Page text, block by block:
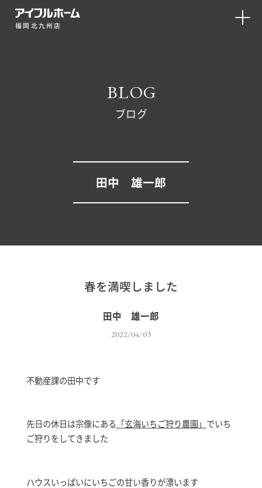
福岡北九州店
BLOG
ブログ
田中 雄一郎
春を満喫しました
田中 雄一郎
2022/04/03
不動産課の田中です
先日の休日は宗像にある 「玄海いちご狩り農園」 でいち
ご狩りをしてきました
ハウスいっぱいにいちごの甘い香りが漂います